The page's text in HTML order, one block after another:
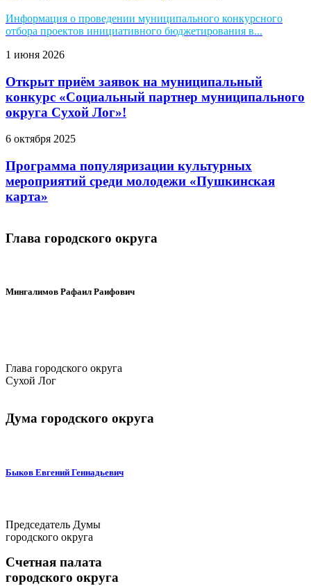
Информация о проведении муниципального конкурсного
отбора проектов инициативного бюджетирования в...
1 июня 2026
Открыт приём заявок на муниципальный
конкурс «Социальный партнер муниципального
округа Сухой Лог»!
6 октября 2025
Программа популяризации культурных
мероприятий среди молодежи «Пушкинская
карта»
Глава городского округа
Мингалимов Рафаил Раифович
Глава городского округа
Сухой Лог
Дума городского округа
Быков Евгений Геннадьевич
Председатель Думы
городского округа
Счетная палата
городского округа